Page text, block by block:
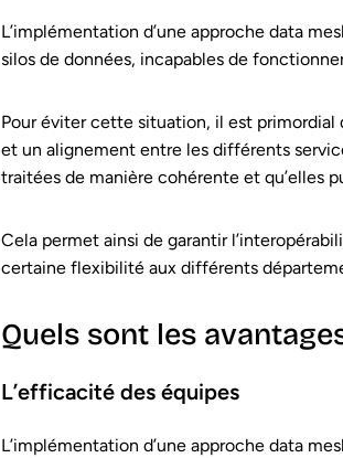
L’implémentation d’une approche data
silos de données, incapables de
Pour éviter cette situation, il est primordial
et un alignement entre les différents
traitées de manière cohérente et qu’elles
Cela permet ainsi de garantir
certaine flexibilité aux différents
Quels sont les
L’efficacité des équipes
L’implémentation d’une approche data